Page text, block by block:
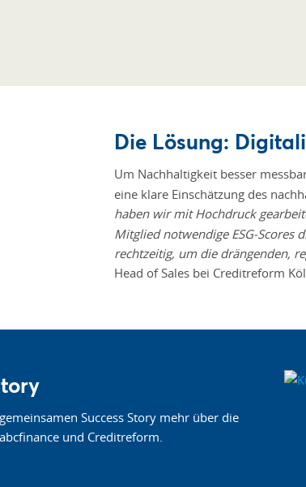
Die Lösung:
Um Nachhaltigkeit besser
eine klare Einschätzung des
haben wir mit Hochdruck
Mitglied notwendige ESG-Scores
rechtzeitig, um die drängenden,
Head of Sales bei Creditreform
Success Story mehr über die
und Creditreform.